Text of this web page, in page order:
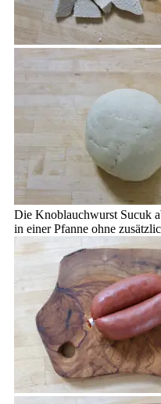
Die Knoblauchwurst Sucuk
in einer Pfanne ohne